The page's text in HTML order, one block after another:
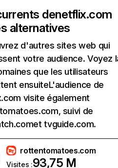
denetflix.com
alternatives
d'autres sites web qui
votre audience. Voyez
que les utilisateurs
ensuiteL'audience de
visite également
suivi de
tvguide.com.
rottentomatoes.com
Visites :93,75 M